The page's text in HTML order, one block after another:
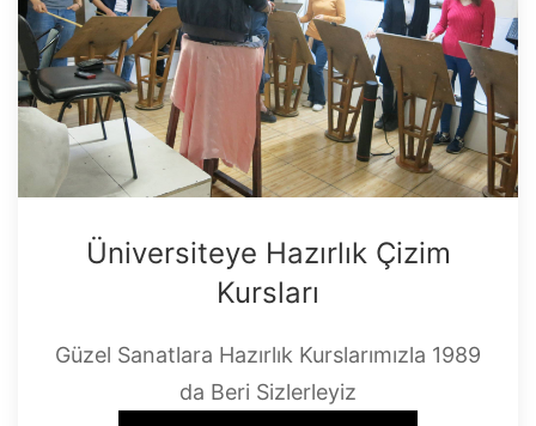
Üniversiteye Hazırlık Çizim
Kursları
Güzel Sanatlara Hazırlık Kurslarımızla 1989
da Beri Sizlerleyiz